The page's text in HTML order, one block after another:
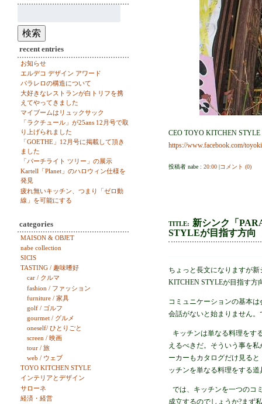
索:
検索
recent entries
お知らせ
エルデコ デザイン アワード
パラレロの構造について
大好きなレストランが白トリフを携
えてやってきました
マイブームはリュックサック
「ラクチュール」が25ans 12月号で取
り上げられました
「GOETHE」12月号に掲載して頂き
ました
「パーチライト ツリー」の展示
Kartell「Planet」のハロウィン仕様を
発見
疲れ無いキッチン、つまり「ゼロ動
線」を可能にする
categories
MAISON & OBJET
nabe collection
SICIS
TASTING / 趣味嗜好
car / クルマ
fashion / ファッション
furniture / 家具
golf / ゴルフ
gourmet / グルメ
oneself/ ひとりごと
screen / 映画
tour / 旅
web / ウェブ
TOYO KITCHEN STYLE
インテリアとデザイン
サローネ
経済・経営
CEO TOYO KITCHEN STYLE
https://www.facebook.com/
投稿者 nabe : 20:00 |コメント (0)
TITLE: 新シンク「
STYLEが目指す方向
ちょっと長文になりますが
KITCHEN STYLEが目指す方
コミュニケーションの基本
会話がないと始まりません
キッチンは単なる料理をす
えるべきだ。そういう事を
ーカーもカタログだけ見る
ッチンを単なる料理をする
では、キッチンを一つのコ
成立するのでしょうか?まず